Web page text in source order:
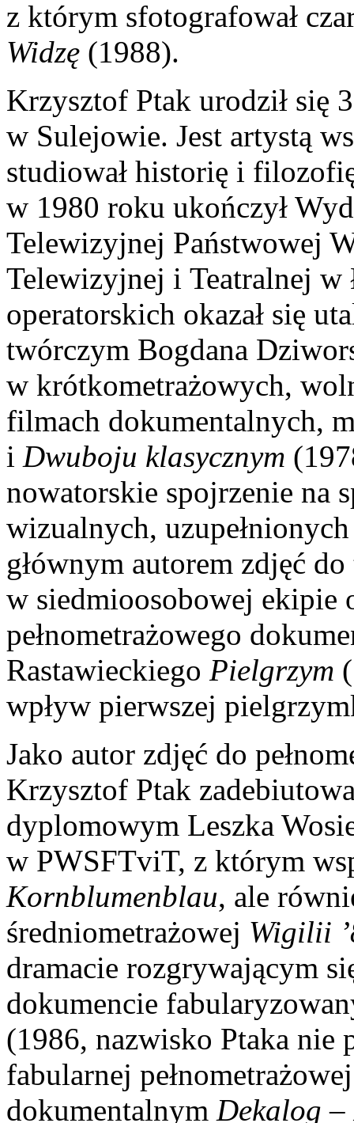
z którym sfotografował
Widzę (1988).
Krzysztof Ptak urodził się
w Sulejowie. Jest artystą
studiował historię i
w 1980 roku ukończył
Telewizyjnej Państwowej
Telewizyjnej i Teatralnej w
operatorskich okazał się
twórczym Bogdana
w krótkometrażowych,
filmach dokumentalnych,
i Dwuboju klasycznym
nowatorskie spojrzenie na
wizualnych,
głównym autorem zdjęć
w siedmioosobowej ekipie
pełnometrażowego
Rastawieckiego Pielgrzym
wpływ pierwszej
Jako autor zdjęć do
Krzysztof Ptak
dyplomowym Leszka
w PWSFTviT, z którym
Kornblumenblau, ale
średniometrażowej Wigilii
dramacie rozgrywającym
dokumencie
(1986, nazwisko Ptaka nie
fabularnej
dokumentalnym Dekalog –